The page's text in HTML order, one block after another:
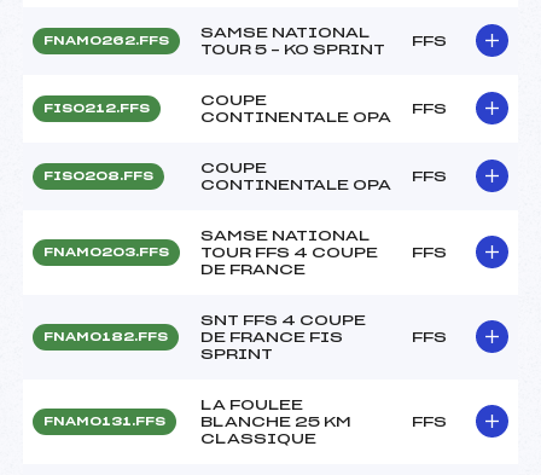
FNAM0262.FFS
SAMSE NATIONAL
TOUR 5 – KO SPRINT
FFS
FIS0212.FFS
COUPE
CONTINENTALE OPA
FFS
FIS0208.FFS
COUPE
CONTINENTALE OPA
FFS
FNAM0203.FFS
SAMSE NATIONAL
TOUR FFS 4 COUPE
DE FRANCE
FFS
FNAM0182.FFS
SNT FFS 4 COUPE
DE FRANCE FIS
SPRINT
FFS
FNAM0131.FFS
LA FOULEE
BLANCHE 25 KM
CLASSIQUE
FFS